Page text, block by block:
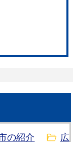
の紹介 広